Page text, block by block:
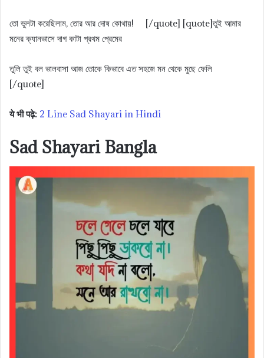
তো ভুলটা করেছিলাম, তোর আর দোষ কোথায়! [/quote] [quote]তুই আমার
মনের ক্যানভাসে দাগ কাটা প্রথম প্রেমের
তুলি তুই বল ভালবাসা আজ তোকে কিভাবে এত সহজে মন থেকে মুছে ফেলি
[/quote]
ये भी पढ़े: 2 Line Sad Shayari in Hindi
Sad Shayari Bangla